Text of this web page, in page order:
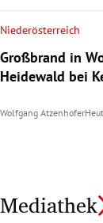
Niederösterreich
Großbrand in
Heidewald bei
Wolfgang Atzenhofer
Mediathek